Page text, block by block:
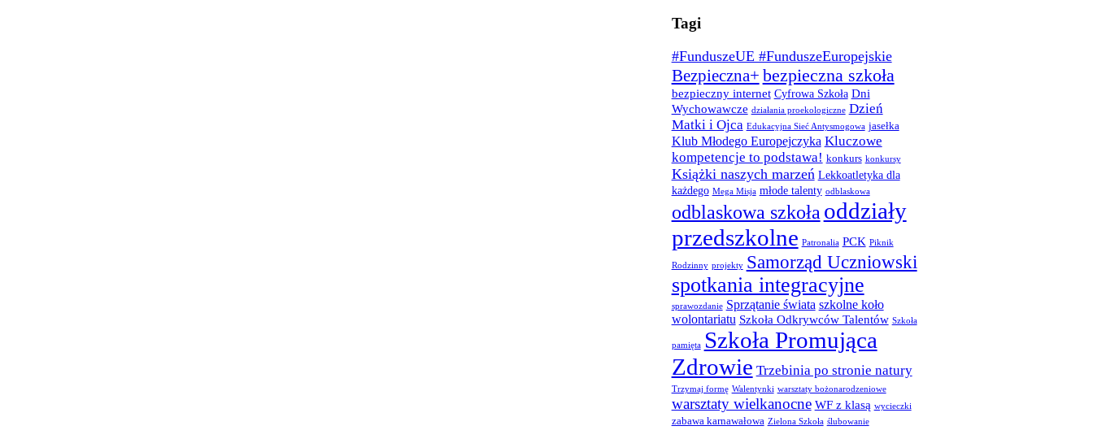
Tagi
#FunduszeUE #FunduszeEuropejskie
Bezpieczna+ bezpieczna szkoła
bezpieczny internet Cyfrowa Szkoła Dni
Wychowawcze działania proekologiczne Dzień
Matki i Ojca Edukacyjna Sieć Antysmogowa jasełka
Klub Młodego Europejczyka Kluczowe
kompetencje to podstawa! konkurs konkursy
Książki naszych marzeń Lekkoatletyka dla
każdego Mega Misja młode talenty odblaskowa
odblaskowa szkoła oddziały
przedszkolne Patronalia PCK Piknik
Rodzinny projekty Samorząd Uczniowski
spotkania integracyjne
sprawozdanie Sprzątanie świata szkolne koło
wolontariatu Szkoła Odkrywców Talentów Szkoła
pamięta Szkoła Promująca
Zdrowie Trzebinia po stronie natury
Trzymaj formę Walentynki warsztaty bożonarodzeniowe
warsztaty wielkanocne WF z klasą wycieczki
zabawa karnawałowa Zielona Szkoła ślubowanie